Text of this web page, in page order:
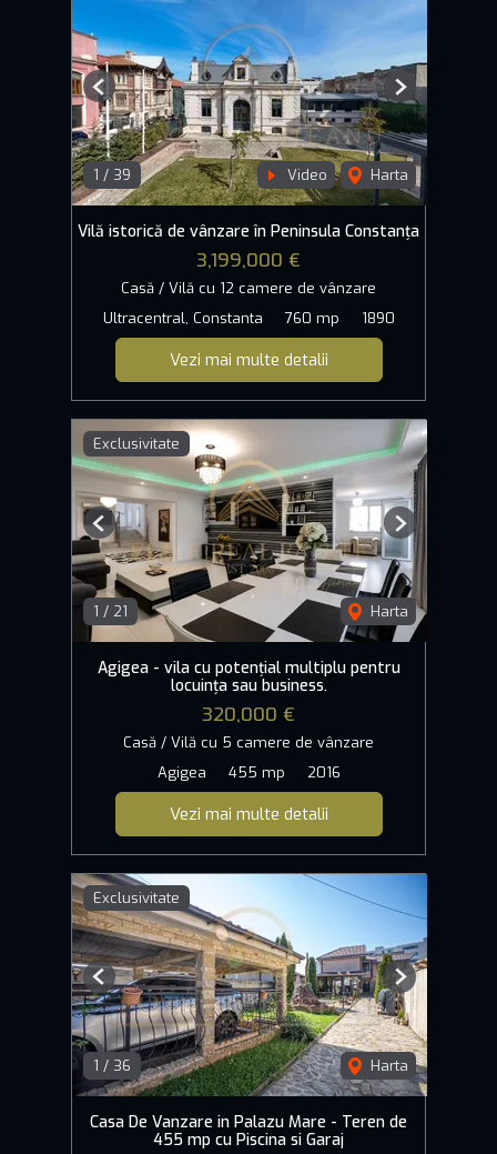
1 / 39 Video Harta
Previous Next
Vilă istorică de vânzare în Peninsula Constanța
3,199,000 €
Casă / Vilă cu 12 camere de vânzare
Ultracentral, Constanta
760 mp 1890
Vezi mai multe detalii
Exclusivitate
1 / 21 Harta
Previous Next
Agigea - vila cu potențial multiplu pentru
locuința sau business.
320,000 €
Casă / Vilă cu 5 camere de vânzare
Agigea
455 mp 2016
Vezi mai multe detalii
Exclusivitate
1 / 36 Harta
Previous Next
Casa De Vanzare in Palazu Mare - Teren de
455 mp cu Piscina si Garaj